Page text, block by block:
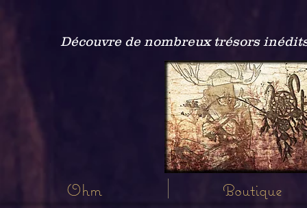
Découvre de nombreux trésors
Ohm Boutique